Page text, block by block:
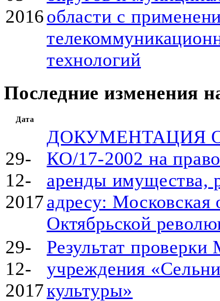
2016области с
технологий
Последние изменения
Дата
29-
12-
2017
ДОКУМЕНТАЦИЯ
КО/17-2002 на
аренды имущества,
адресу: Московская
Октябрьской
29-
12-
2017
Результат
учреждения
культуры»